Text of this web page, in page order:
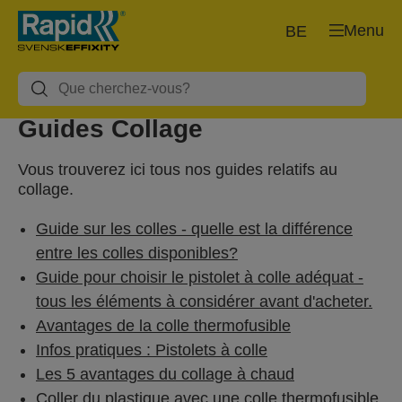
Menu
BE
Guides Collage
Vous trouverez ici tous nos guides relatifs au
collage.
Guide sur les colles - quelle est la différence
entre les colles disponibles?
Guide pour choisir le pistolet à colle adéquat -
tous les éléments à considérer avant d'acheter.
Avantages de la colle thermofusible
Infos pratiques : Pistolets à colle
Les 5 avantages du collage à chaud
Coller du plastique avec une colle thermofusible